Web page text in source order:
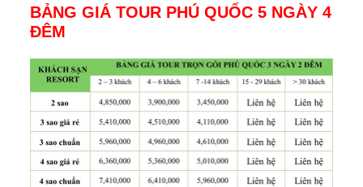
BẢNG GIÁ TOUR PHÚ QUỐC 5 NGÀY 4
ĐÊM